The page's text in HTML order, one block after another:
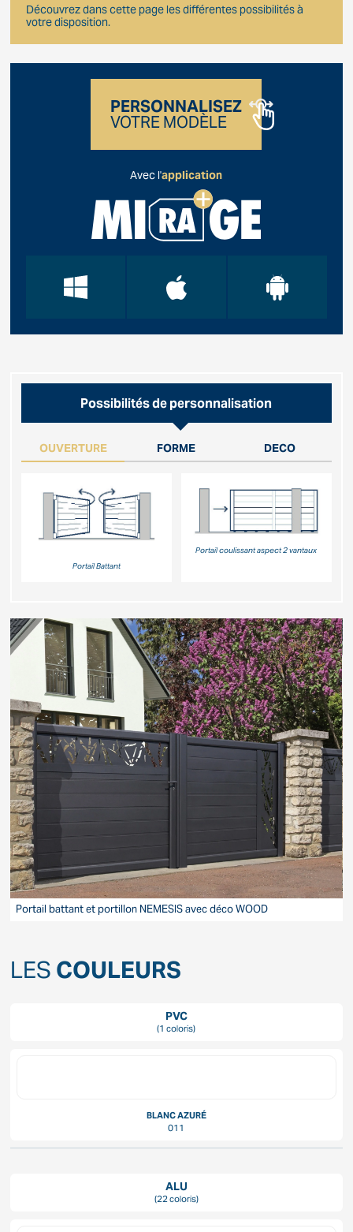
Découvrez dans cette page les différentes possibilités à
votre disposition.
PERSONNALISEZ
VOTRE MODÈLE
Avec l'application
Possibilités de personnalisation
OUVERTURE FORME DECO
Portail Battant
Portail coulissant aspect 2 vantaux
Portail battant et portillon NEMESIS avec déco WOOD
LES COULEURS
PVC
(1 coloris)
BLANC AZURÉ
011
ALU
(22 coloris)